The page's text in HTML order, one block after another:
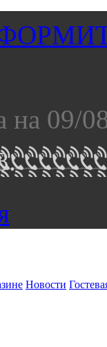
на 09/
Новости